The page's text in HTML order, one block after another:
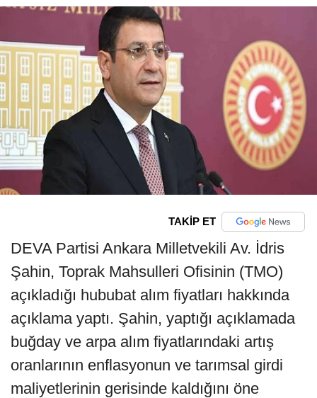
TAKİP ET
DEVA Partisi Ankara Milletvekili Av. İdris
Şahin, Toprak Mahsulleri Ofisinin (TMO)
açıkladığı hububat alım fiyatları hakkında
açıklama yaptı. Şahin, yaptığı açıklamada
buğday ve arpa alım fiyatlarındaki artış
oranlarının enflasyonun ve tarımsal girdi
maliyetlerinin gerisinde kaldığını öne